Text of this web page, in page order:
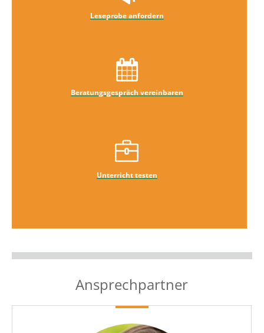
Leseprobe anfordern
Beratungsgespräch vereinbaren
Unterricht testen
Ansprechpartner